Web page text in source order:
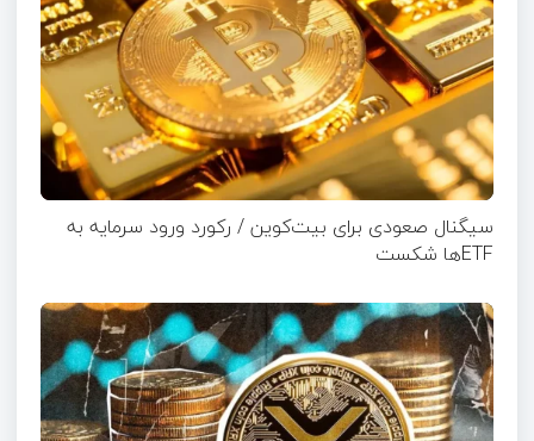
سیگنال صعودی برای بیت‌کوین / رکورد ورود سرمایه به
ETFها شکست